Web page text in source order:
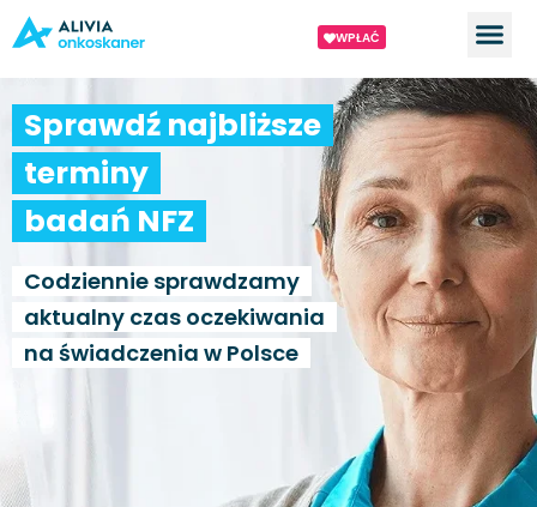
WPŁAĆ
Sprawdź najbliższe
terminy
badań NFZ
Codziennie sprawdzamy
aktualny czas oczekiwania
na świadczenia w Polsce